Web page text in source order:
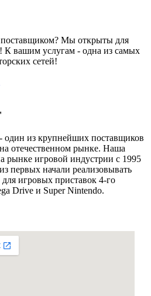
Мы открыты для
вашим услугам - одна из самых
сетей!
из крупнейших поставщиков
отечественном рынке. Наша
рынке игровой индустрии с 1995
первых начали реализовывать
игровых приставок 4-го
Drive и Super Nintendo.